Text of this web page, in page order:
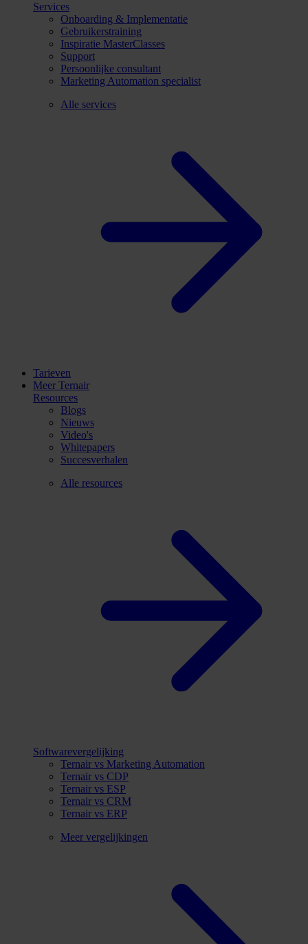
Services
Onboarding & Implementatie
Gebruikerstraining
Inspiratie MasterClasses
Support
Persoonlijke consultant
Marketing Automation specialist
Alle services
Tarieven
Meer Ternair
Resources
Blogs
Nieuws
Video's
Whitepapers
Succesverhalen
Alle resources
Softwarevergelijking
Ternair vs Marketing Automation
Ternair vs CDP
Ternair vs ESP
Ternair vs CRM
Ternair vs ERP
Meer vergelijkingen